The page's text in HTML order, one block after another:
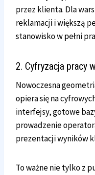
przez klienta. Dla
reklamacji i większą
stanowisko w pełni
2. Cyfryzacja pracy
Nowoczesna
opiera się na
interfejsy, gotowe
prowadzenie
prezentacji wyników
To ważne nie tylko z